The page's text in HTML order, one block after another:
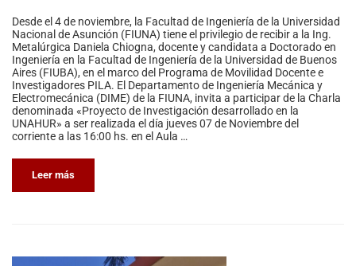
Desde el 4 de noviembre, la Facultad de Ingeniería de la Universidad
Nacional de Asunción (FIUNA) tiene el privilegio de recibir a la Ing.
Metalúrgica Daniela Chiogna, docente y candidata a Doctorado en
Ingeniería en la Facultad de Ingeniería de la Universidad de Buenos
Aires (FIUBA), en el marco del Programa de Movilidad Docente e
Investigadores PILA. El Departamento de Ingeniería Mecánica y
Electromecánica (DIME) de la FIUNA, invita a participar de la Charla
denominada «Proyecto de Investigación desarrollado en la
UNAHUR» a ser realizada el día jueves 07 de Noviembre del
corriente a las 16:00 hs. en el Aula …
Leer más